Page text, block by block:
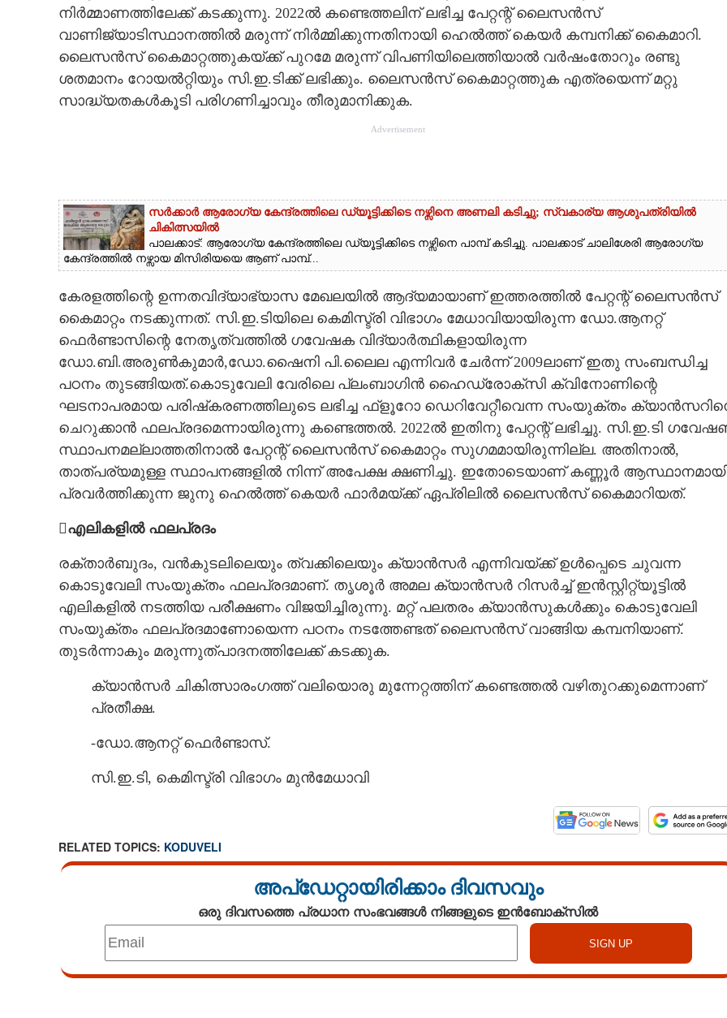
LITERATURE
CONTACT US
നിർമ്മാണത്തിലേക്ക് കടക്കുന്നു. 2022ൽ കണ്ടെത്തലിന് ലഭിച്ച പേറ്റന്റ് ലൈസൻസ്
വാണിജ്യാടിസ്ഥാനത്തിൽ മരുന്ന് നിർമ്മിക്കുന്നതിനായി ഹെൽത്ത് കെയർ കമ്പനിക്ക് കൈമാറി.
ലൈസൻസ് കൈമാറ്റത്തുകയ്ക്ക് പുറമേ മരുന്ന് വിപണിയിലെത്തിയാൽ വർഷംതോറും രണ്ടു
ശതമാനം റോയൽറ്റിയും സി.ഇ.ടിക്ക് ലഭിക്കും. ലൈസൻസ് കൈമാറ്റത്തുക എത്രയെന്ന് മറ്റു
സാദ്ധ്യതകൾകൂടി പരിഗണിച്ചാവും തീരുമാനിക്കുക.
Advertisement
സർക്കാർ ആരോഗ്യ കേന്ദ്രത്തിലെ ഡ്യൂട്ടിക്കിടെ നഴ്സിനെ അണലി കടിച്ചു; സ്വകാര്യ ആശുപത്രിയിൽ
ചികിത്സയിൽ
പാലക്കാട്: ആരോഗ്യ കേന്ദ്രത്തിലെ ഡ്യൂട്ടിക്കിടെ നഴ്സിനെ പാമ്പ് കടിച്ചു. പാലക്കാട് ചാലിശേരി ആരോഗ്യ
കേന്ദ്രത്തിൽ നഴ്സായ മിസിരിയയെ ആണ് പാമ്പ്...
കേരളത്തിന്റെ ഉന്നതവിദ്യാഭ്യാസ മേഖലയിൽ ആദ്യമായാണ് ഇത്തരത്തിൽ പേറ്റന്റ് ലൈസൻസ്
കൈമാറ്റം നടക്കുന്നത്. സി.ഇ.ടിയിലെ കെമിസ്ട്രി വിഭാഗം മേധാവിയായിരുന്ന ഡോ.ആനറ്റ്
ഫെർണ്ടാസിന്റെ നേതൃത്വത്തിൽ ഗവേഷക വിദ്യാർത്ഥികളായിരുന്ന
ഡോ.ബി.അരുൺകുമാർ,ഡോ.ഷൈനി പി.ലൈല എന്നിവർ ചേർന്ന് 2009ലാണ് ഇതു സംബന്ധിച്ച
പഠനം തുടങ്ങിയത്.കൊടുവേലി വേരിലെ പ്ലംബാഗിൻ ഹൈഡ്രോക്‌സി ക്വിനോണിന്റെ
ഘടനാപരമായ പരിഷ്‌കരണത്തിലുടെ ലഭിച്ച ഫ്ളൂറോ ഡെറിവേറ്റീവെന്ന സംയുക്തം
ചെറുക്കാൻ ഫലപ്രദമെന്നായിരുന്നു കണ്ടെത്തൽ. 2022ൽ ഇതിനു പേറ്റന്റ് ലഭിച്ചു. സി.ഇ.ടി
സ്ഥാപനമല്ലാത്തതിനാൽ പേറ്റന്റ് ലൈസൻസ് കൈമാറ്റം സുഗമമായിരുന്നില്ല. അതിനാൽ,
താത്പര്യമുള്ള സ്ഥാപനങ്ങളിൽ നിന്ന് അപേക്ഷ ക്ഷണിച്ചു. ഇതോടെയാണ് കണ്ണൂർ ആസ്ഥാനമായി
പ്രവർത്തിക്കുന്ന ജുനു ഹെൽത്ത് കെയർ ഫാർമയ്ക്ക് ഏപ്രിലിൽ ലൈസൻസ് കൈമാറിയത്.
എലികളിൽ ഫലപ്രദം
രക്താർബുദം, വൻകുടലിലെയും ത്വക്കിലെയും ക്യാൻസർ എന്നിവയ്ക്ക് ഉൾപ്പെടെ ചുവന്ന
കൊടുവേലി സംയുക്തം ഫലപ്രദമാണ്. തൃശൂർ അമല ക്യാൻസർ റിസർച്ച് ഇൻസ്റ്റിറ്റ്യൂട്ടിൽ
എലികളിൽ നടത്തിയ പരീക്ഷണം വിജയിച്ചിരുന്നു. മറ്റ് പലതരം ക്യാൻസുകൾക്കും കൊടുവേലി
സംയുക്തം ഫലപ്രദമാണോയെന്ന പഠനം നടത്തേണ്ടത് ലൈസൻസ് വാങ്ങിയ കമ്പനിയാണ്.
തുടർന്നാകും മരുന്നുത്പാദനത്തിലേക്ക് കടക്കുക.
ക്യാൻസർ ചികിത്സാരംഗത്ത് വലിയൊരു മുന്നേറ്റത്തിന് കണ്ടെത്തൽ വഴിതുറക്കുമെന്നാണ്
പ്രതീക്ഷ.
-ഡോ.ആനറ്റ് ഫെർണ്ടാസ്.
സി.ഇ.ടി, കെമിസ്ട്രി വിഭാഗം മുൻമേധാവി
RELATED TOPICS: KODUVELI
അപ്ഡേറ്റായിരിക്കാം ദിവസവും
ഒരു ദിവസത്തെ പ്രധാന സംഭവങ്ങൾ നിങ്ങളുടെ ഇൻബോക്സിൽ
Share this link